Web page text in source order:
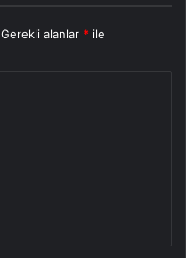
Gerekli alanlar * ile